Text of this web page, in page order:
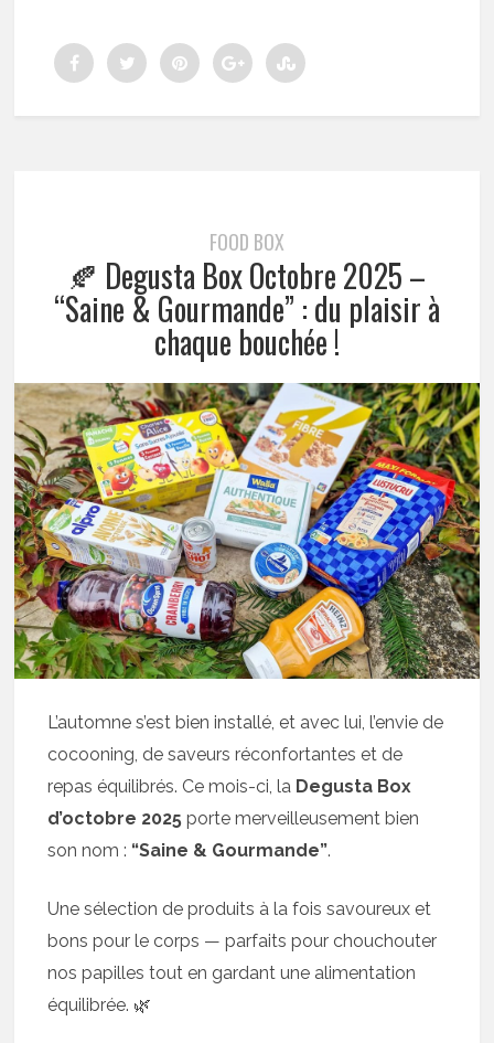
FOOD BOX
🍂 Degusta Box Octobre 2025 –
“Saine & Gourmande” : du plaisir à
chaque bouchée !
L’automne s’est bien installé, et avec lui, l’envie de
cocooning, de saveurs réconfortantes et de
repas équilibrés. Ce mois-ci, la Degusta Box
d’octobre 2025 porte merveilleusement bien
son nom : “Saine & Gourmande”.
Une sélection de produits à la fois savoureux et
bons pour le corps — parfaits pour chouchouter
nos papilles tout en gardant une alimentation
équilibrée. 🌿